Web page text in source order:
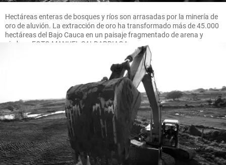
Hectáreas enteras de bosques y ríos son arrasadas por la minería de
oro de aluvión. La extracción de oro ha transformado más de 45.000
hectáreas del Bajo Cauca en un paisaje fragmentado de arena y
piedras. FOTO MANUEL SALDARRIAGA